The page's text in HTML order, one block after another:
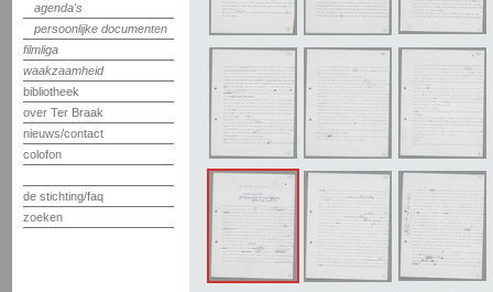
agenda's
persoonlijke documenten
filmliga
waakzaamheid
bibliotheek
over Ter Braak
nieuws/contact
colofon
de stichting/faq
zoeken